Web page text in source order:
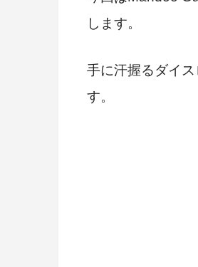
します。
手に汗握るダイ
す。